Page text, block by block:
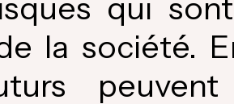
qui
la société.
peuvent